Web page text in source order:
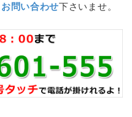
お問い合わせ下さいませ。